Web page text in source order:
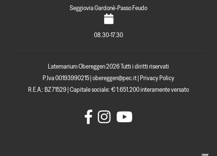
Seggiovia Gardonè-Passo Feudo
08.30-17.30
Latemarium Obereggen 2026 Tutti i diritti riservati
P.Iva 00193990215 |obereggen@pec.it|Privacy Policy
R.E.A.: BZ 71529 | Capitale sociale: € 1.651.200 interamente versato